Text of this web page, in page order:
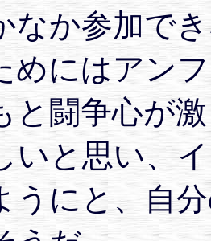
なか参加で
めにはアン
と闘争心が
いと思い、
うにと、自